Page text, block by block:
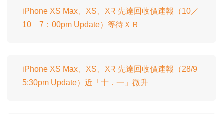
iPhone XS Max、XS、XR 先達回收價速報（10／
10 7：00pm Update）等待ＸＲ
iPhone XS Max、XS、XR 先達回收價速報（28/9
5:30pm Update）近「十．一」微升